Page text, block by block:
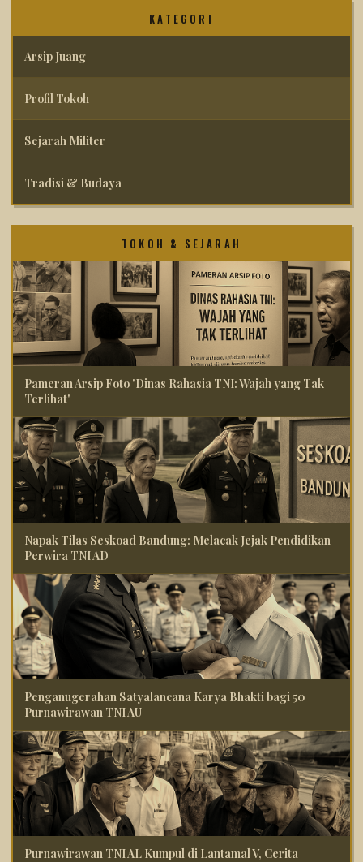
KATEGORI
Arsip Juang
Profil Tokoh
Sejarah Militer
Tradisi & Budaya
TOKOH & SEJARAH
Pameran Arsip Foto 'Dinas Rahasia TNI: Wajah yang Tak
Terlihat'
Napak Tilas Seskoad Bandung: Melacak Jejak Pendidikan
Perwira TNI AD
Penganugerahan Satyalancana Karya Bhakti bagi 50
Purnawirawan TNI AU
Purnawirawan TNI AL Kumpul di Lantamal V, Cerita